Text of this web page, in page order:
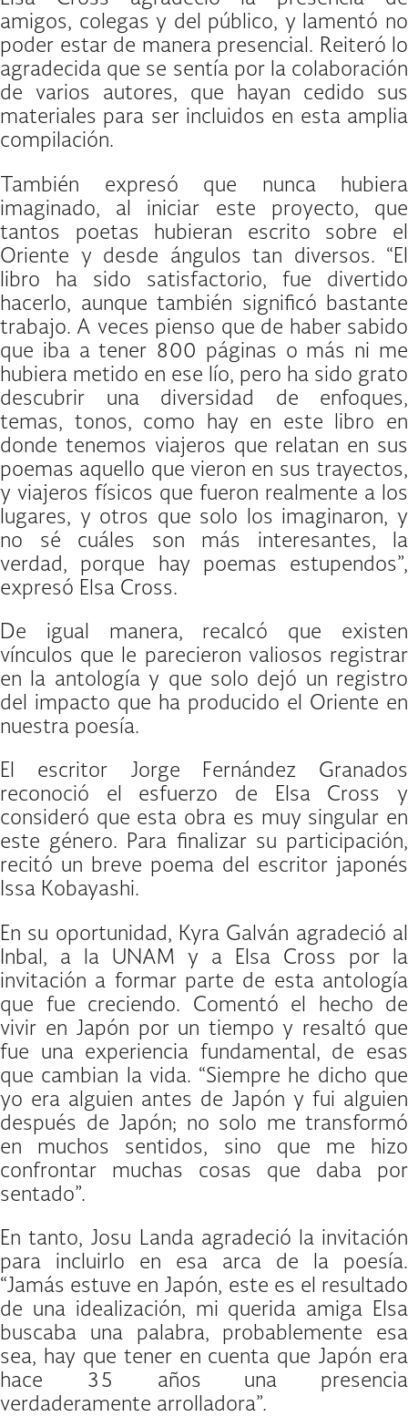
amigos, colegas y del público, y lamentó no
poder estar de manera presencial. Reiteró lo
agradecida que se sentía por la colaboración
de varios autores, que hayan cedido sus
materiales para ser incluidos en esta amplia
compilación.
También expresó que nunca hubiera
imaginado, al iniciar este proyecto, que
tantos poetas hubieran escrito sobre el
Oriente y desde ángulos tan diversos. “El
libro ha sido satisfactorio, fue divertido
hacerlo, aunque también significó bastante
trabajo. A veces pienso que de haber sabido
que iba a tener 800 páginas o más ni me
hubiera metido en ese lío, pero ha sido grato
descubrir una diversidad de enfoques,
temas, tonos, como hay en este libro en
donde tenemos viajeros que relatan en sus
poemas aquello que vieron en sus trayectos,
y viajeros físicos que fueron realmente a los
lugares, y otros que solo los imaginaron, y
no sé cuáles son más interesantes, la
verdad, porque hay poemas estupendos”,
expresó Elsa Cross.
De igual manera, recalcó que existen
vínculos que le parecieron valiosos registrar
en la antología y que solo dejó un registro
del impacto que ha producido el Oriente en
nuestra poesía.
El escritor Jorge Fernández Granados
reconoció el esfuerzo de Elsa Cross y
consideró que esta obra es muy singular en
este género. Para finalizar su participación,
recitó un breve poema del escritor japonés
Issa Kobayashi.
En su oportunidad, Kyra Galván agradeció al
Inbal, a la UNAM y a Elsa Cross por la
invitación a formar parte de esta antología
que fue creciendo. Comentó el hecho de
vivir en Japón por un tiempo y resaltó que
fue una experiencia fundamental, de esas
que cambian la vida. “Siempre he dicho que
yo era alguien antes de Japón y fui alguien
después de Japón; no solo me transformó
en muchos sentidos, sino que me hizo
confrontar muchas cosas que daba por
sentado”.
En tanto, Josu Landa agradeció la invitación
para incluirlo en esa arca de la poesía.
“Jamás estuve en Japón, este es el resultado
de una idealización, mi querida amiga Elsa
buscaba una palabra, probablemente esa
sea, hay que tener en cuenta que Japón era
hace 35 años una presencia
verdaderamente arrolladora”.